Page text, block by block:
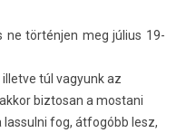
ne történjen meg július 19-
túl vagyunk az
bi­ztosan a mos­tani
fog, átfogóbb lesz,